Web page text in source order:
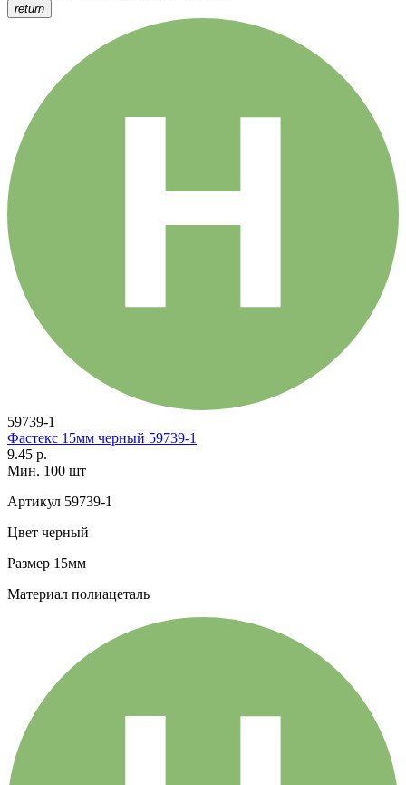
return
59739-1
Фастекс 15мм черный 59739-1
9.45 р.
Мин. 100 шт
Артикул 59739-1
Цвет черный
Размер 15мм
Материал полиацеталь